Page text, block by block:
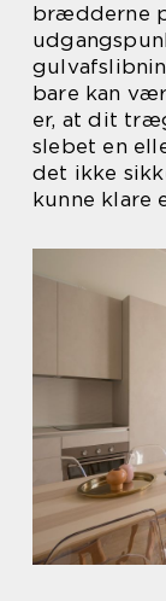
brædderne
bare kan
er, at dit
slebet en
det ikke
kunne klare